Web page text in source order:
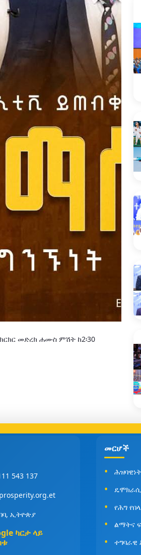
መድረክ ሐሙስ ምሽት ከ2፡30
543 137
ኢትዮጵያ
ካርታ ላይ
መርሆች
ሕዝባዊነት
የሕግ
ልማትና
ተግባራዊ